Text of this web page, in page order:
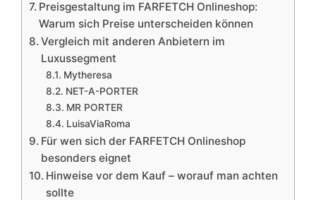
Preisgestaltung im FARFETCH Onlineshop:
Warum sich Preise unterscheiden können
Vergleich mit anderen Anbietern im
Luxussegment
Mytheresa
NET-A-PORTER
MR PORTER
LuisaViaRoma
Für wen sich der FARFETCH Onlineshop
besonders eignet
Hinweise vor dem Kauf – worauf man achten
sollte